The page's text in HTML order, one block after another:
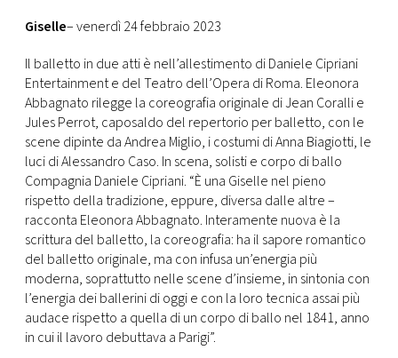
Giselle– venerdì 24 febbraio 2023
Il balletto in due atti è nell’allestimento di Daniele Cipriani
Entertainment e del Teatro dell’Opera di Roma. Eleonora
Abbagnato rilegge la coreografia originale di Jean Coralli e
Jules Perrot, caposaldo del repertorio per balletto, con le
scene dipinte da Andrea Miglio, i costumi di Anna Biagiotti, le
luci di Alessandro Caso. In scena, solisti e corpo di ballo
Compagnia Daniele Cipriani. “È una Giselle nel pieno
rispetto della tradizione, eppure, diversa dalle altre –
racconta Eleonora Abbagnato. Interamente nuova è la
scrittura del balletto, la coreografia: ha il sapore romantico
del balletto originale, ma con infusa un’energia più
moderna, soprattutto nelle scene d’insieme, in sintonia con
l’energia dei ballerini di oggi e con la loro tecnica assai più
audace rispetto a quella di un corpo di ballo nel 1841, anno
in cui il lavoro debuttava a Parigi”.